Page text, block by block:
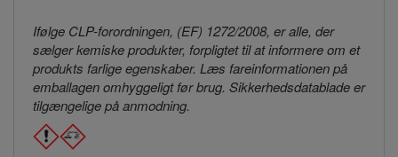
Ifølge CLP-forordningen, (EF) 1272/2008, er alle, der
sælger kemiske produkter, forpligtet til at informere om et
produkts farlige egenskaber. Læs fareinformationen på
emballagen omhyggeligt før brug. Sikkerhedsdatablade er
tilgængelige på anmodning.